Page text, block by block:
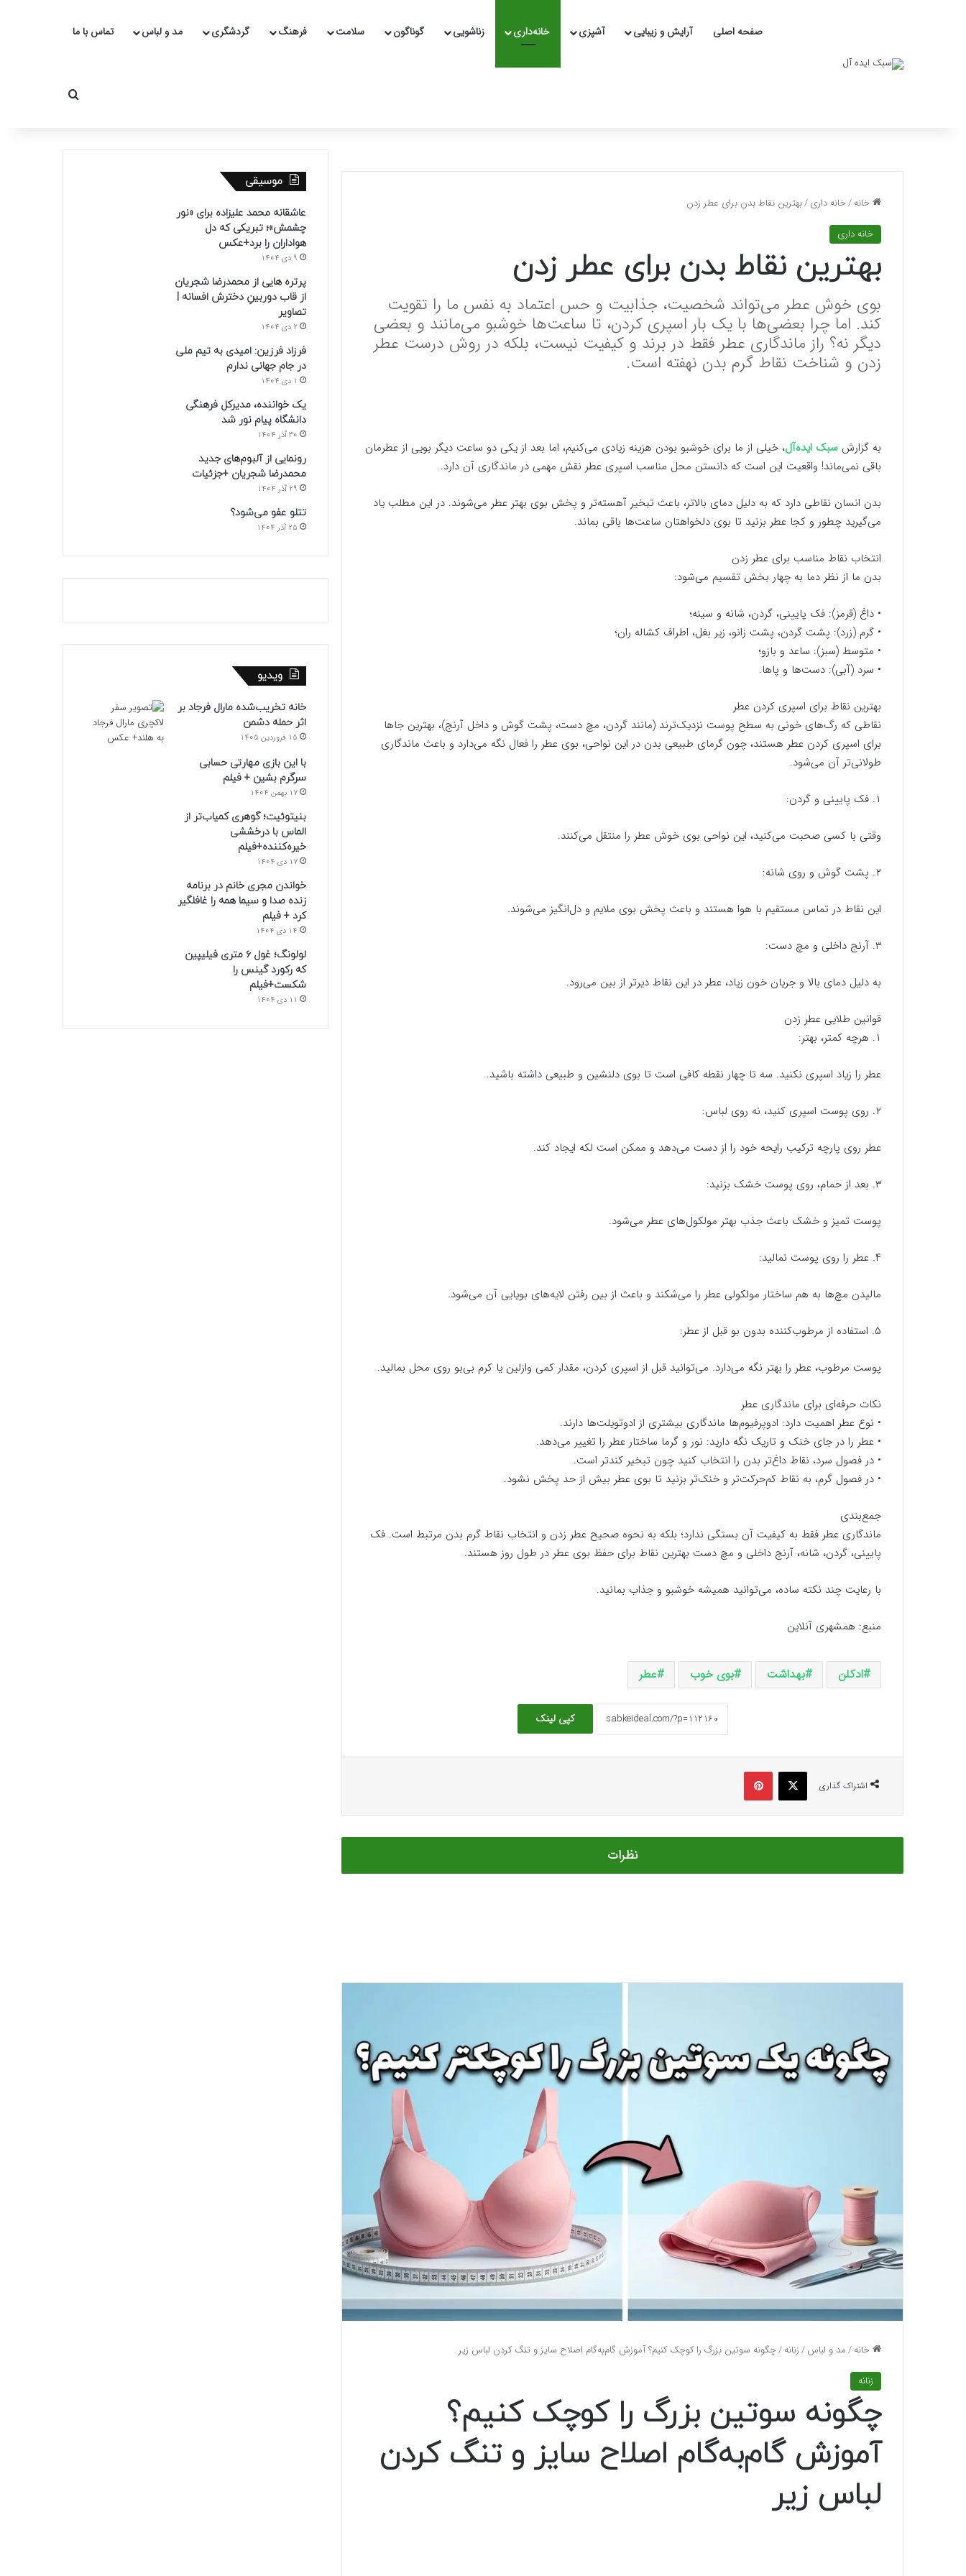
صفحه اصلی آرایش و زیبایی آشپزی خانه‌داری زناشویی گوناگون سلامت فرهنگ گردشگری مد و لباس تماس با ما
جستجو برای
خانه/خانه داری/بهترین نقاط بدن برای عطر زدن
خانه داری
بهترین نقاط بدن برای عطر زدن
بوی خوش عطر می‌تواند شخصیت، جذابیت و حس اعتماد به نفس ما را تقویت
کند. اما چرا بعضی‌ها با یک بار اسپری کردن، تا ساعت‌ها خوشبو می‌مانند و بعضی
دیگر نه؟ راز ماندگاری عطر فقط در برند و کیفیت نیست، بلکه در روش درست عطر
زدن و شناخت نقاط گرم بدن نهفته است.
به گزارش سبک ایده‌آل، خیلی از ما برای خوشبو بودن هزینه زیادی می‌کنیم، اما بعد از یکی دو ساعت دیگر بویی از عطرمان
باقی نمی‌ماند! واقعیت این است که دانستن محل مناسب اسپری عطر نقش مهمی در ماندگاری آن دارد.
بدن انسان نقاطی دارد که به دلیل دمای بالاتر، باعث تبخیر آهسته‌تر و پخش بوی بهتر عطر می‌شوند. در این مطلب یاد
می‌گیرید چطور و کجا عطر بزنید تا بوی دلخواهتان ساعت‌ها باقی بماند.
انتخاب نقاط مناسب برای عطر زدن
بدن ما از نظر دما به چهار بخش تقسیم می‌شود:
• داغ (قرمز): فک پایینی، گردن، شانه و سینه؛
• گرم (زرد): پشت گردن، پشت زانو، زیر بغل، اطراف کشاله ران؛
• متوسط (سبز): ساعد و بازو؛
• سرد (آبی): دست‌ها و پاها.
بهترین نقاط برای اسپری کردن عطر
نقاطی که رگ‌های خونی به سطح پوست نزدیک‌ترند (مانند گردن، مچ دست، پشت گوش و داخل آرنج)، بهترین جاها
برای اسپری کردن عطر هستند، چون گرمای طبیعی بدن در این نواحی، بوی عطر را فعال نگه می‌دارد و باعث ماندگاری
طولانی‌تر آن می‌شود.
۱. فک پایینی و گردن:
وقتی با کسی صحبت می‌کنید، این نواحی بوی خوش عطر را منتقل می‌کنند.
۲. پشت گوش و روی شانه:
این نقاط در تماس مستقیم با هوا هستند و باعث پخش بوی ملایم و دل‌انگیز می‌شوند.
۳. آرنج داخلی و مچ دست:
به دلیل دمای بالا و جریان خون زیاد، عطر در این نقاط دیرتر از بین می‌رود.
قوانین طلایی عطر زدن
۱. هرچه کمتر، بهتر:
عطر را زیاد اسپری نکنید. سه تا چهار نقطه کافی است تا بوی دلنشین و طبیعی داشته باشید.
۲. روی پوست اسپری کنید، نه روی لباس:
عطر روی پارچه ترکیب رایحه خود را از دست می‌دهد و ممکن است لکه ایجاد کند.
۳. بعد از حمام، روی پوست خشک بزنید:
پوست تمیز و خشک باعث جذب بهتر مولکول‌های عطر می‌شود.
۴. عطر را روی پوست نمالید:
مالیدن مچ‌ها به هم ساختار مولکولی عطر را می‌شکند و باعث از بین رفتن لایه‌های بویایی آن می‌شود.
۵. استفاده از مرطوب‌کننده بدون بو قبل از عطر:
پوست مرطوب، عطر را بهتر نگه می‌دارد. می‌توانید قبل از اسپری کردن، مقدار کمی وازلین یا کرم بی‌بو روی محل بمالید.
نکات حرفه‌ای برای ماندگاری عطر
• نوع عطر اهمیت دارد: ادوپرفیوم‌ها ماندگاری بیشتری از ادوتویلت‌ها دارند.
• عطر را در جای خنک و تاریک نگه دارید: نور و گرما ساختار عطر را تغییر می‌دهد.
• در فصول سرد، نقاط داغ‌تر بدن را انتخاب کنید چون تبخیر کندتر است.
• در فصول گرم، به نقاط کم‌حرکت‌تر و خنک‌تر بزنید تا بوی عطر بیش از حد پخش نشود.
جمع‌بندی
ماندگاری عطر فقط به کیفیت آن بستگی ندارد؛ بلکه به نحوه‌ صحیح عطر زدن و انتخاب نقاط گرم بدن مرتبط است. فک
پایینی، گردن، شانه، آرنج داخلی و مچ دست بهترین نقاط برای حفظ بوی عطر در طول روز هستند.
با رعایت چند نکته ساده، می‌توانید همیشه خوشبو و جذاب بمانید.
منبع: همشهری آنلاین
ادکلن بهداشت بوی خوب عطر
کپی لینک
اشتراک گذاری
ایکس پینتریست
نظرات
موسیقی
عاشقانه محمد علیزاده برای «نور
چشمش»؛ تبریکی که دل
هواداران را برد+عکس
9 دی 1404
پرتره هایی از محمدرضا شجریان
از قاب دوربینِ دخترش افسانه |
تصاویر
2 دی 1404
فرزاد فرزین: امیدی به تیم ملی
در جام جهانی ندارم
1 دی 1404
یک خواننده، مدیرکل فرهنگی
دانشگاه پیام نور شد
30 آذر 1404
رونمایی از آلبوم‌های جدید
محمدرضا شجریان +جزئیات
29 آذر 1404
تتلو عفو می‌شود؟
25 آذر 1404
ویدیو
خانه تخریب‌شده مارال فرجاد بر
اثر حمله دشمن
15 فروردین 1405
با این بازی مهارتی حسابی
سرگرم بشین + فیلم
17 بهمن 1404
بنیتوئیت؛ گوهری کمیاب‌تر از
الماس با درخششی
خیره‌کننده+فیلم
17 دی 1404
خواندن مجری خانم در برنامه
زنده صدا و سیما همه را غافلگیر
کرد + فیلم
14 دی 1404
لولونگ؛ غول ۶ متری فیلیپین
که رکورد گینس را
شکست+فیلم
11 دی 1404